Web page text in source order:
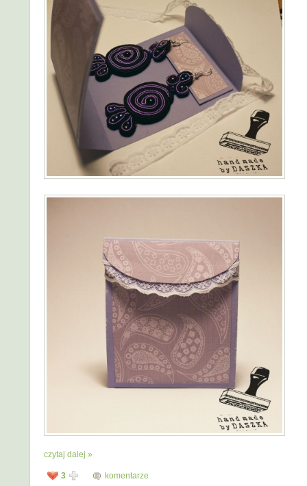
czytaj dalej »
3 komentarze